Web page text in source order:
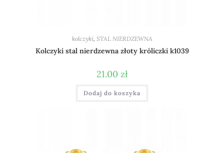
kolczyki, STAL NIERDZEWNA
Kolczyki stal nierdzewna złoty króliczki k1039
21.00 zł
Dodaj do koszyka